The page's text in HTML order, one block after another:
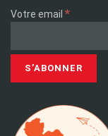
Votre email *